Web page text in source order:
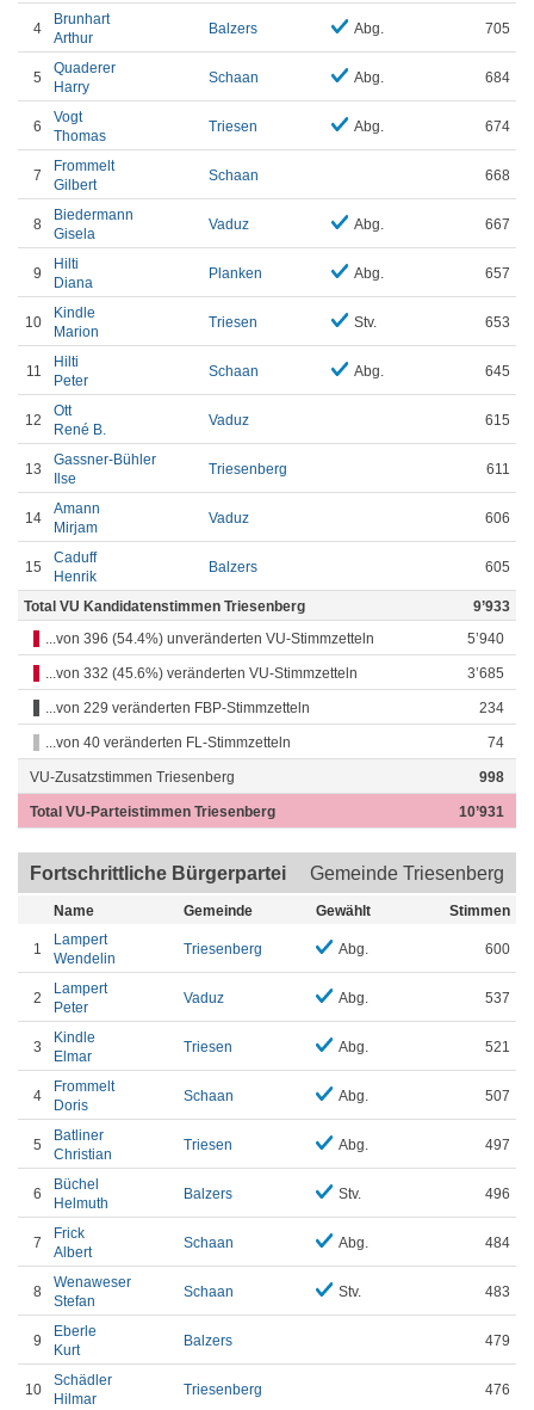
4
Brunhart
Arthur
Balzers Abg. 705
5
Quaderer
Harry
Schaan Abg. 684
6
Vogt
Thomas
Triesen Abg. 674
7
Frommelt
Gilbert
Schaan 668
8
Biedermann
Gisela
Vaduz Abg. 667
9
Hilti
Diana
Planken Abg. 657
10
Kindle
Marion
Triesen Stv. 653
11
Hilti
Peter
Schaan Abg. 645
12
Ott
René B.
Vaduz 615
13
Gassner-Bühler
Ilse
Triesenberg 611
14
Amann
Mirjam
Vaduz 606
15
Caduff
Henrik
Balzers 605
Total VU Kandidatenstimmen Triesenberg
9’933
...von 396 (54.4%) unveränderten VU-Stimmzetteln
5’940
...von 332 (45.6%) veränderten VU-Stimmzetteln 3’685
...von 229 veränderten FBP-Stimmzetteln 234
...von 40 veränderten FL-Stimmzetteln 74
VU-Zusatzstimmen Triesenberg 998
Total VU-Parteistimmen Triesenberg 10’931
Fortschrittliche Bürgerpartei Gemeinde Triesenberg
Name Gemeinde Gewählt Stimmen
1
Lampert
Wendelin
Triesenberg Abg. 600
2
Lampert
Peter
Vaduz Abg. 537
3
Kindle
Elmar
Triesen Abg. 521
4
Frommelt
Doris
Schaan Abg. 507
5
Batliner
Christian
Triesen Abg. 497
6
Büchel
Helmuth
Balzers Stv. 496
7
Frick
Albert
Schaan Abg. 484
8
Wenaweser
Stefan
Schaan Stv. 483
9
Eberle
Kurt
Balzers 479
10
Schädler
Hilmar
Triesenberg 476